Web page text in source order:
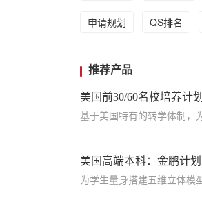
申请规划 QS排名
推荐产品
美国前30/60名校培养计划
美国高端本科：金鹏计划